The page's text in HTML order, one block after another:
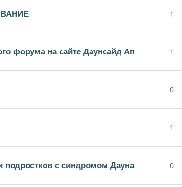
1
форума на сайте Даунсайд Ап 1
0
1
подростков с синдромом Дауна 0